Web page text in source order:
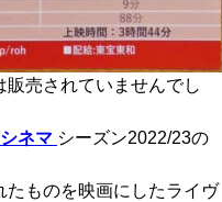
販売されていませんでし
ネマ シーズン2022/23の
たものを映画にしたライヴ